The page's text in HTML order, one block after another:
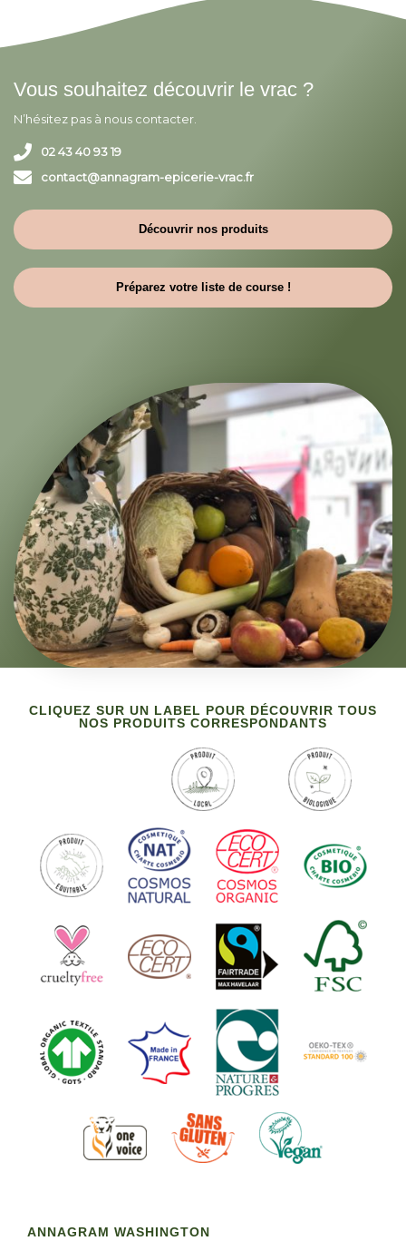
Vous souhaitez découvrir le vrac ?
N’hésitez pas à nous contacter.
02 43 40 93 19
contact@annagram-epicerie-vrac.fr
Découvrir nos produits
Préparez votre liste de course !
CLIQUEZ SUR UN LABEL POUR DÉCOUVRIR TOUS
NOS PRODUITS CORRESPONDANTS
ANNAGRAM WASHINGTON